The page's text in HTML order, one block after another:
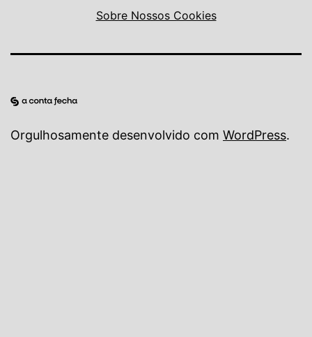
Sobre Nossos Cookies
Orgulhosamente desenvolvido com WordPress.